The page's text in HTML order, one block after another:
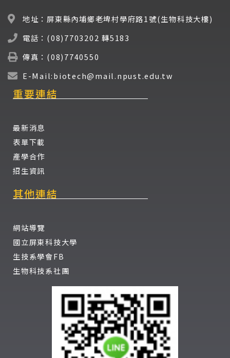
地址：屏東縣內埔鄉老埤村學府路1號(生物科技大樓)
電話：(08)7703202 轉5183
傳真：(08)7740550
E-Mail:biotech@mail.npust.edu.tw
重要連結
最新消息
表單下載
產學合作
招生資訊
其他連結
網站導覽
國立屏東科技大學
生技系學會FB
生物科技系社團